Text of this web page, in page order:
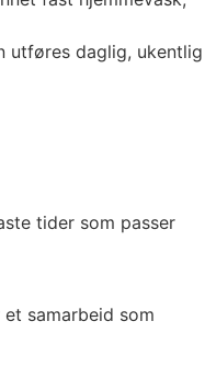
utføres daglig, ukentlig
tider som passer
samarbeid som